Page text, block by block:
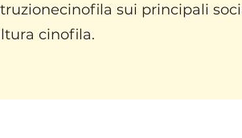
sui principali
cinofila.